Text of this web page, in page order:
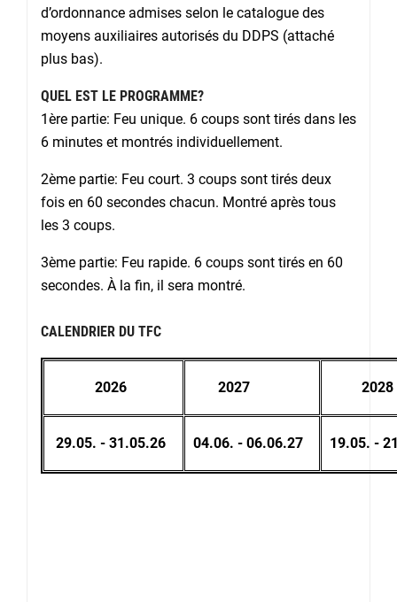
d’ordonnance admises selon le catalogue des
moyens auxiliaires autorisés du DDPS (attaché
plus bas).
QUEL EST LE PROGRAMME?
1ère partie: Feu unique. 6 coups sont tirés dans les
6 minutes et montrés individuellement.
2ème partie: Feu court. 3 coups sont tirés deux
fois en 60 secondes chacun. Montré après tous
les 3 coups.
3ème partie: Feu rapide. 6 coups sont tirés en 60
secondes. À la fin, il sera montré.
CALENDRIER DU TFC
2026 2027 2028
29.05. - 31.05.26 04.06. - 06.06.27 19.05. -